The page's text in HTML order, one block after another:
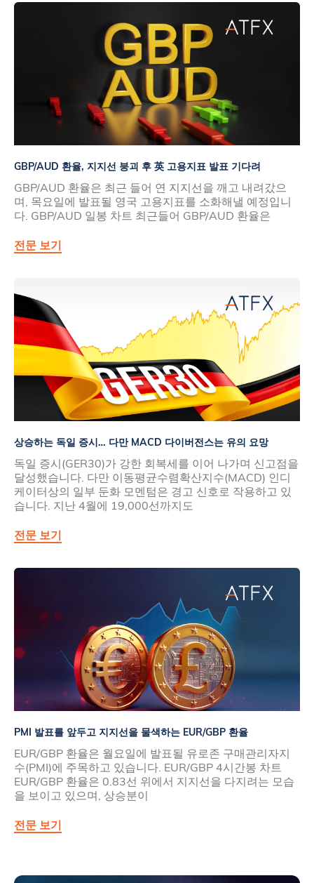
GBP/AUD 환율, 지지선 붕괴 후 英 고용지표 발표 기다려
GBP/AUD 환율은 최근 들어 연 지지선을 깨고 내려갔으
며, 목요일에 발표될 영국 고용지표를 소화해낼 예정입니
다. GBP/AUD 일봉 차트 최근들어 GBP/AUD 환율은
전문 보기
상승하는 독일 증시… 다만 MACD 다이버전스는 유의 요망
독일 증시(GER30)가 강한 회복세를 이어 나가며 신고점을
달성했습니다. 다만 이동평균수렴확산지수(MACD) 인디
케이터상의 일부 둔화 모멘텀은 경고 신호로 작용하고 있
습니다. 지난 4월에 19,000선까지도
전문 보기
PMI 발표를 앞두고 지지선을 물색하는 EUR/GBP 환율
EUR/GBP 환율은 월요일에 발표될 유로존 구매관리자지
수(PMI)에 주목하고 있습니다. EUR/GBP 4시간봉 차트
EUR/GBP 환율은 0.83선 위에서 지지선을 다지려는 모습
을 보이고 있으며, 상승분이
전문 보기